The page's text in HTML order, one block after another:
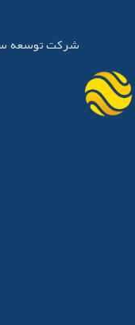
شرکت توسعه